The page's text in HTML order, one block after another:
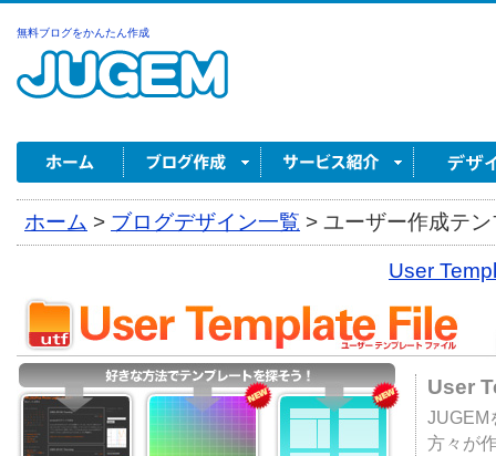
無料ブログをかんたん作成
ホーム > ブログデザイン一覧 > ユーザー作成テ
User
User
JUGEM
方々が